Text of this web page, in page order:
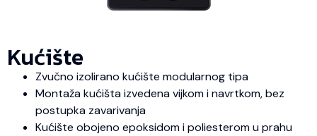
Kućište
Zvučno izolirano kućište modularnog tipa
Montaža kućišta izvedena vijkom i navrtkom, bez
postupka zavarivanja
Kućište obojeno epoksidom i poliesterom u prahu